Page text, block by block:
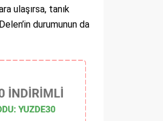
ulaşırsa, tanık
durumunun da